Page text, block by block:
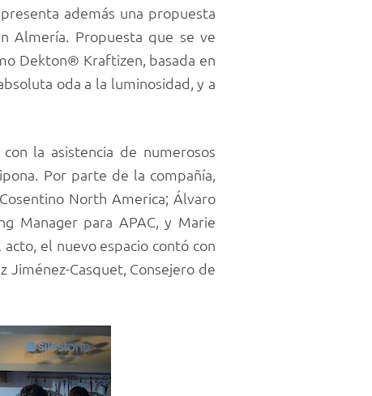
además una propuesta
Almería. Propuesta que se ve
Dekton® Kraftizen, basada en
oda a la luminosidad, y a
la asistencia de numerosos
Por parte de la compañía,
North America; Álvaro
Manager para APAC, y Marie
el nuevo espacio contó con
Jiménez-Casquet, Consejero de